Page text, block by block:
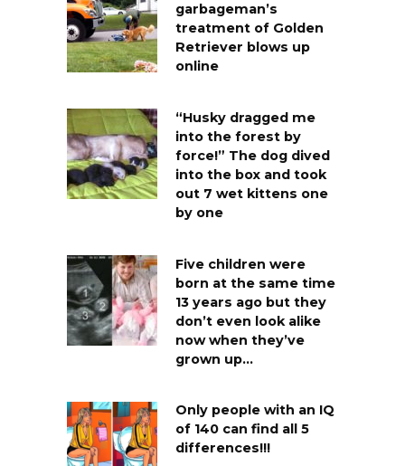
garbageman’s
treatment of Golden
Retriever blows up
online
“Husky dragged me
into the forest by
force!” The dog dived
into the box and took
out 7 wet kittens one
by one
Five children were
born at the same time
13 years ago but they
don’t even look alike
now when they’ve
grown up…
Only people with an IQ
of 140 can find all 5
differences!!!